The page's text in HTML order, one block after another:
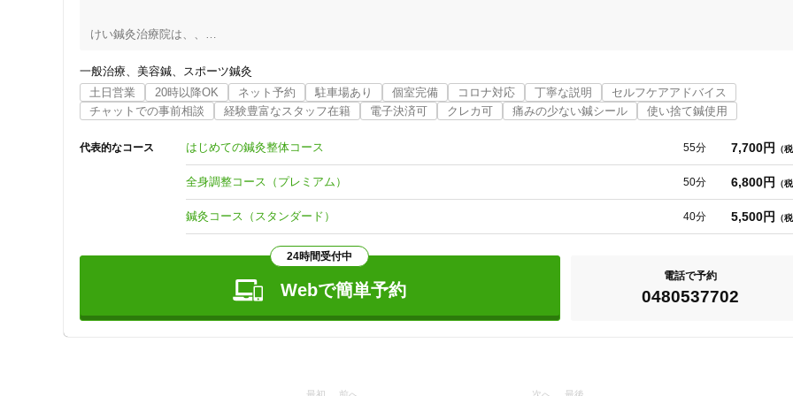
けい鍼灸治療院は、、
小学生から80代までの男性、女性、スポーツ選手にご利用いただいております。
痛み、しびれ、自律神経症状などを得意とする“トリガーポイントはり治療“の考え方を軸としていて
腰痛、肩こり、膝の痛み、スポーツ障害などの慢性疼痛や運動器疾患だけでなく、、
どこへ行ったらいいのかわからない、、原因もわからない、、自律神経症状などもご相談ください。
痛みや身体の不調の改善を目的にしているだけでなく、
痛みや身体の不調が再発しないために“体軸理論“の考え方を取り入れた身体の使い方なども力を入れています。
「身体の不調や痛みのない生活を送るための身体づくり」をモットーに、
①身体の不調や痛み
一般治療 美容鍼
スポーツ鍼灸
土日営業
20時以降OK ネット予約 駐車場あり 個室完備 コロナ対応 丁寧な説明
セルフケアアドバイス
チャットでの事前相談
経験豊富なスタッフ在籍 電子決済可 クレカ可 痛みの少ない鍼シール 使い捨て鍼使用
代表的なコース はじめての鍼灸整体コース 55分 7,700円 （
全身調整コース（プレミアム） 50分 6,800円 （
鍼灸コース（スタンダード） 40分 5,500円 （
24時間受付中
Webで簡単予約
電話で予約
0480537702
最初 前へ 次へ 最後